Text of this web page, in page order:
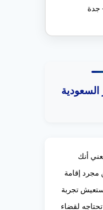
جدة
السعودية
أنك
إقامة
تجربة
لقضاء